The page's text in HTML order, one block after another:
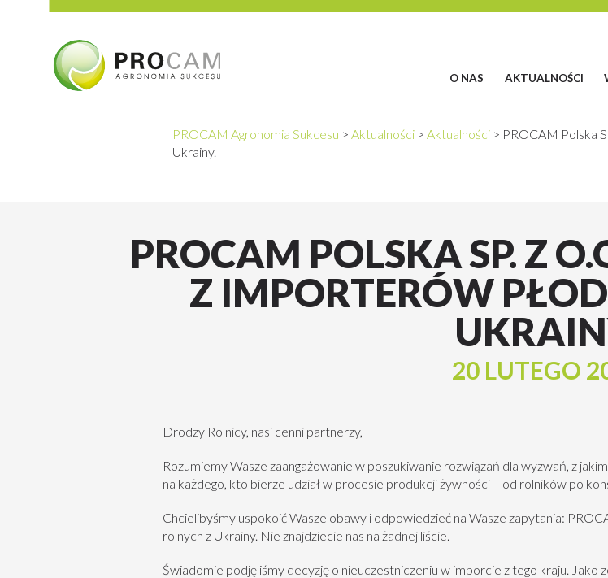
O NAS AKTUALNOŚCI
PROCAM Agronomia Sukcesu > Aktualności > Aktualności > PROCAM Polska
Ukrainy.
PROCAM POLSKA SP. Z
Z IMPORTERÓW
20 LUTEGO
Drodzy Rolnicy, nasi cenni partnerzy,
Rozumiemy Wasze zaangażowanie w poszukiwanie rozwiązań dla wyzwań, z
na każdego, kto bierze udział w procesie produkcji żywności – od rolników po
Chcielibyśmy uspokoić Wasze obawy i odpowiedzieć na Wasze zapytania:
rolnych z Ukrainy. Nie znajdziecie nas na żadnej liście.
Świadomie podjęliśmy decyzję o nieuczestniczeniu w imporcie z tego kraju.